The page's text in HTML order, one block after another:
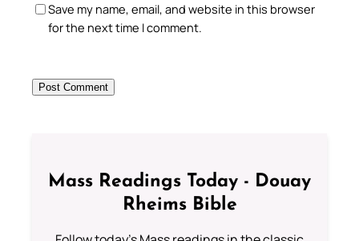
Save my name, email, and website in this browser
for the next time I comment.
Mass Readings Today - Douay
Rheims Bible